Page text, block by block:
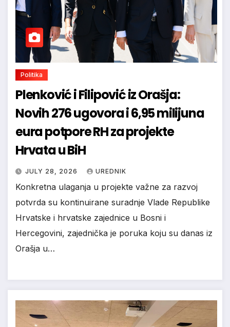
Politika
Plenković i Filipović iz Orašja:
Novih 276 ugovora i 6,95 milijuna
eura potpore RH za projekte
Hrvata u BiH
JULY 28, 2026 UREDNIK
Konkretna ulaganja u projekte važne za razvoj
potvrda su kontinuirane suradnje Vlade Republike
Hrvatske i hrvatske zajednice u Bosni i
Hercegovini, zajednička je poruka koju su danas iz
Orašja u…